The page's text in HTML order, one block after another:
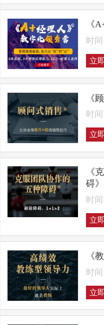
《
时间
立
《
时间
立
《
碍
时间
立
《
时间
立